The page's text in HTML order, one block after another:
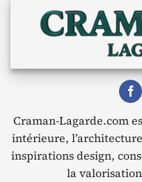
Craman-Lagarde.com
intérieure,
inspirations design,
la